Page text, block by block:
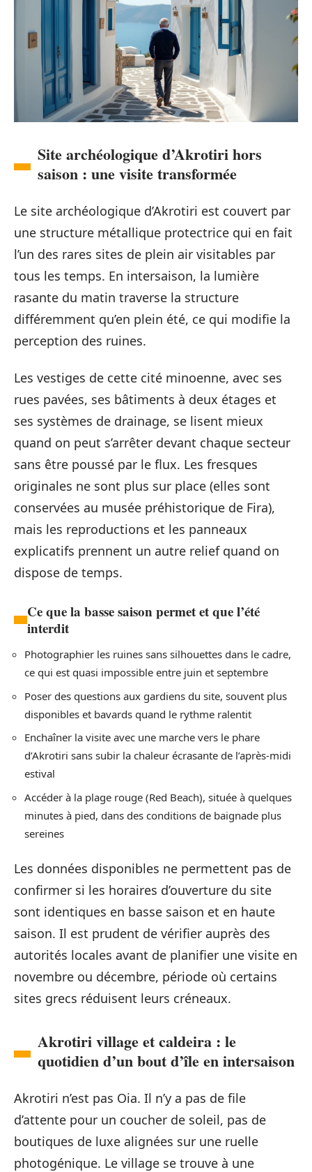
Site archéologique d’Akrotiri hors
saison : une visite transformée
Le site archéologique d’Akrotiri est couvert par
une structure métallique protectrice qui en fait
l’un des rares sites de plein air visitables par
tous les temps. En intersaison, la lumière
rasante du matin traverse la structure
différemment qu’en plein été, ce qui modifie la
perception des ruines.
Les vestiges de cette cité minoenne, avec ses
rues pavées, ses bâtiments à deux étages et
ses systèmes de drainage, se lisent mieux
quand on peut s’arrêter devant chaque secteur
sans être poussé par le flux. Les fresques
originales ne sont plus sur place (elles sont
conservées au musée préhistorique de Fira),
mais les reproductions et les panneaux
explicatifs prennent un autre relief quand on
dispose de temps.
Ce que la basse saison permet et que l’été
interdit
Photographier les ruines sans silhouettes dans le cadre,
ce qui est quasi impossible entre juin et septembre
Poser des questions aux gardiens du site, souvent plus
disponibles et bavards quand le rythme ralentit
Enchaîner la visite avec une marche vers le phare
d’Akrotiri sans subir la chaleur écrasante de l’après-midi
estival
Accéder à la plage rouge (Red Beach), située à quelques
minutes à pied, dans des conditions de baignade plus
sereines
Les données disponibles ne permettent pas de
confirmer si les horaires d’ouverture du site
sont identiques en basse saison et en haute
saison. Il est prudent de vérifier auprès des
autorités locales avant de planifier une visite en
novembre ou décembre, période où certains
sites grecs réduisent leurs créneaux.
Akrotiri village et caldeira : le
quotidien d’un bout d’île en intersaison
Akrotiri n’est pas Oia. Il n’y a pas de file
d’attente pour un coucher de soleil, pas de
boutiques de luxe alignées sur une ruelle
photogénique. Le village se trouve à une